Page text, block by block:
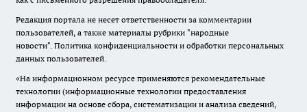
Редакция портала не несет ответственности за комментарии
пользователей, а также материалы рубрики "народные
новости". Политика конфиденциальности и обработки персональных
данных пользователей.
«На информационном ресурсе применяются рекомендательные
технологии (информационные технологии предоставления
информации на основе сбора, систематизации и анализа сведений,